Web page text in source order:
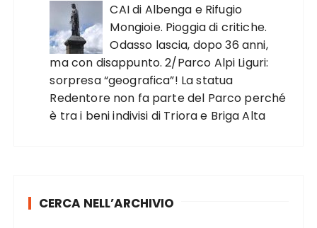
CAI di Albenga e Rifugio
Mongioie. Pioggia di critiche.
Odasso lascia, dopo 36 anni,
ma con disappunto. 2/Parco Alpi Liguri:
sorpresa “geografica”! La statua
Redentore non fa parte del Parco perché
è tra i beni indivisi di Triora e Briga Alta
CERCA NELL’ARCHIVIO